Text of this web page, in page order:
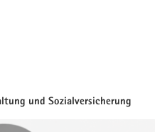
und Sozialversicherung